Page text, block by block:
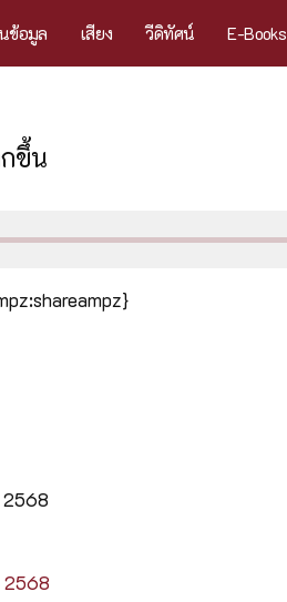
ข้อมูล เสียง วีดิทัศน์ E-Books
ขึ้น
2568
2568